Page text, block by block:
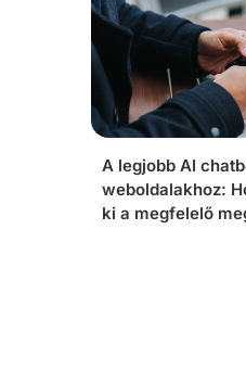
A legjobb AI
weboldalakhoz:
ki a megfelelő